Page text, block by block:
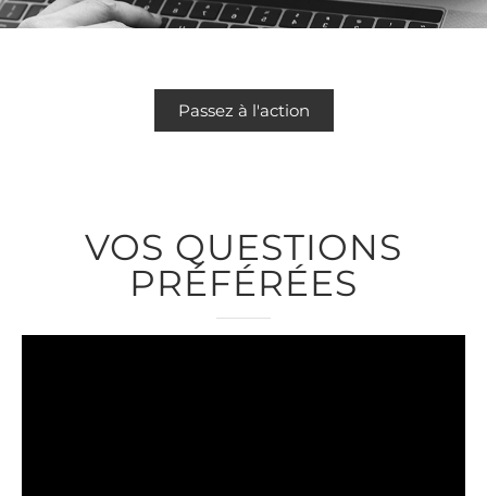
Passez à l'action
VOS QUESTIONS
PRÉFÉRÉES